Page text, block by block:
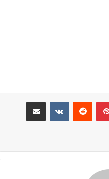
بينتيريست
مشاركة عبر البريد